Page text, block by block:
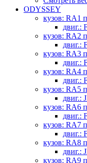
ODYSSEY
кузов: RA1
двиг.:
кузов: RA2
двиг.:
кузов: RA3
двиг.:
кузов: RA4
двиг.:
кузов: RA5
двиг.:
кузов: RA6
двиг.:
кузов: RA7
двиг.:
кузов: RA8
двиг.:
кузов: RA9